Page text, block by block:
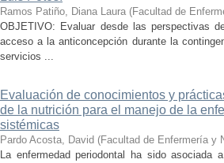
Ramos Patiño, Diana Laura (Facultad de
OBJETIVO: Evaluar desde las perspectivas
acceso a la anticoncepción durante la
servicios ...
Evaluación de conocimientos y
de la nutrición para el manejo de la
sistémicas
Pardo Acosta, David (Facultad de Enfermería y
La enfermedad periodontal ha sido